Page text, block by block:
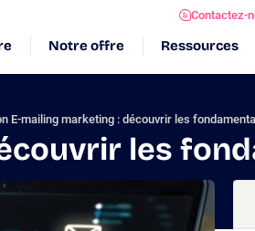
Contactez-
Notre offre Ressources
E-mailing marketing : découvrir les
les